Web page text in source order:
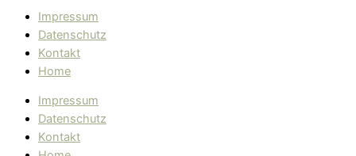
Impressum
Datenschutz
Kontakt
Home
Impressum
Datenschutz
Kontakt